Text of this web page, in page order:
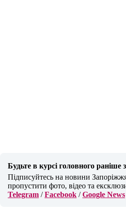
Будьте в курсі головного раніше
Підписуйтесь на новини
пропустити фото, відео та
Telegram /Facebook /Google News